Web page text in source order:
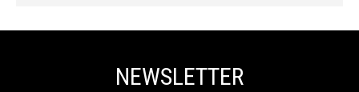
NEWSLETTER